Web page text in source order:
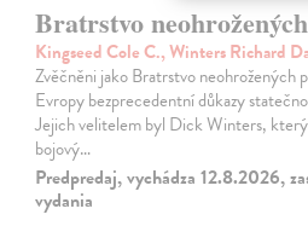
Bratrstvo
Kingseed Cole C., Winters Richard
Zvěčněni jako Bratrstvo neohrožených
Evropy bezprecedentní důkazy
Jejich velitelem byl Dick Winters, který
bojový…
Predpredaj, vychádza 12.8.2026,
vydania